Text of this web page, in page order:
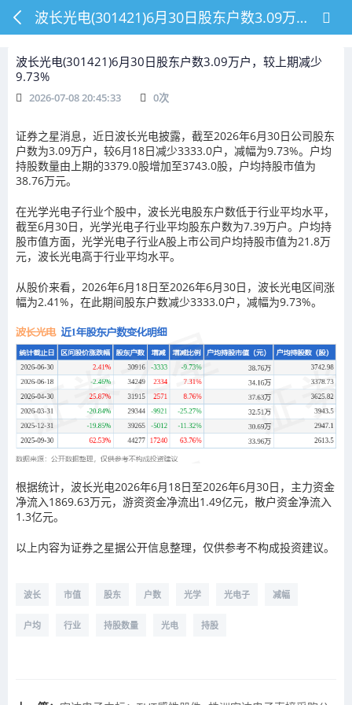
波长光电(301421)6月30日股东户数3.09万户，较上期减少9.73%
波长光电(301421)6月30日股东户数3.09万户，较上期减少
9.73%
2026-07-08 20:45:33 0次
证券之星消息，近日波长光电披露，截至2026年6月30日公司股东
户数为3.09万户，较6月18日减少3333.0户，减幅为9.73%。户均
持股数量由上期的3379.0股增加至3743.0股，户均持股市值为
38.76万元。
在光学光电子行业个股中，波长光电股东户数低于行业平均水平，
截至6月30日，光学光电子行业平均股东户数为7.39万户。户均持
股市值方面，光学光电子行业A股上市公司户均持股市值为21.8万
元，波长光电高于行业平均水平。
从股价来看，2026年6月18日至2026年6月30日，波长光电区间涨
幅为2.41%，在此期间股东户数减少3333.0户，减幅为9.73%。
根据统计，波长光电2026年6月18日至2026年6月30日，主力资金
净流入1869.63万元，游资资金净流出1.49亿元，散户资金净流入
1.3亿元。
以上内容为证券之星据公开信息整理，仅供参考不构成投资建议。
波长 市值 股东 户数 光学 光电子 减幅
户均 行业 持股数量 光电 持股